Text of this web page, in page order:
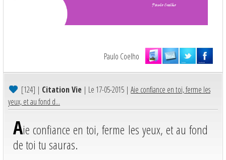
Paulo Coelho
[124] | Citation Vie | Le 17-05-2015 | Aie confiance en toi, ferme les
yeux, et au fond d...
Aie confiance en toi, ferme les yeux, et au fond
de toi tu sauras.